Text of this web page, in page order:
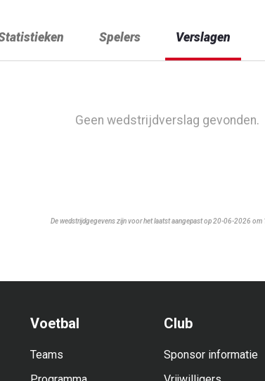
Spelers Verslagen
Geen wedstrijdverslag gevonden.
De wedstrijdgegevens zijn voor het laatst aangepast op 20-06-2026 om
Voetbal
Teams
Club
Sponsor informatie